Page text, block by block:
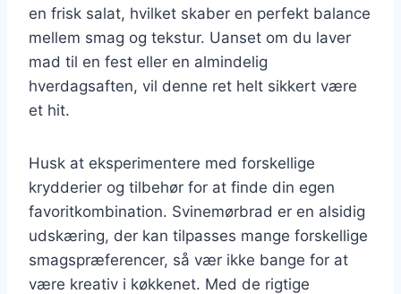
en frisk salat, hvilket skaber en perfekt balance
mellem smag og tekstur. Uanset om du laver
mad til en fest eller en almindelig
hverdagsaften, vil denne ret helt sikkert være
et hit.
Husk at eksperimentere med forskellige
krydderier og tilbehør for at finde din egen
favoritkombination. Svinemørbrad er en alsidig
udskæring, der kan tilpasses mange forskellige
smagspræferencer, så vær ikke bange for at
være kreativ i køkkenet. Med de rigtige